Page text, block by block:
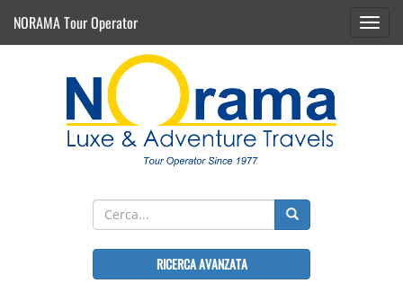
NORAMA Tour Operator
RICERCA AVANZATA